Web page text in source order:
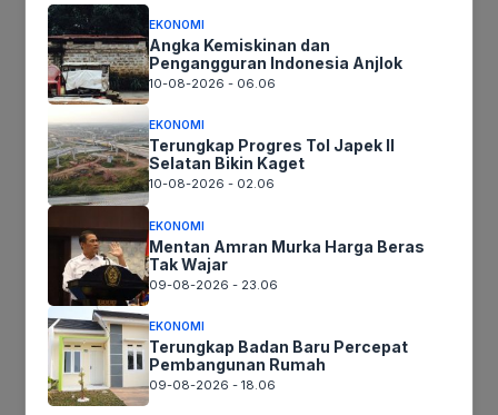
Simpan nama, email, dan situs web saya pada peramban ini
untuk komentar saya berikutnya.
EKONOMI
Angka Kemiskinan dan
Pengangguran Indonesia Anjlok
10-08-2026 - 06.06
EKONOMI
Terungkap Progres Tol Japek II
Selatan Bikin Kaget
10-08-2026 - 02.06
EKONOMI
Mentan Amran Murka Harga Beras
Tak Wajar
09-08-2026 - 23.06
EKONOMI
Terungkap Badan Baru Percepat
Pembangunan Rumah
09-08-2026 - 18.06